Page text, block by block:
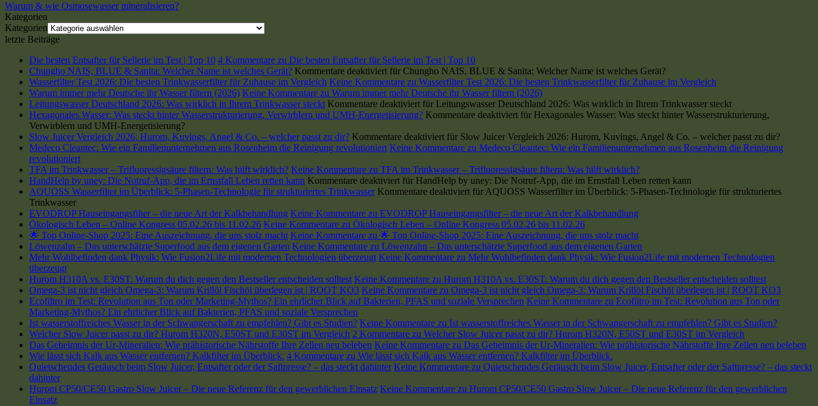
Warum & wie Osmosewasser mineralisieren?
Kategorien
Kategorien
letzte Beiträge
Die besten Entsafter für Sellerie im Test | Top 10 4 Kommentare zu Die besten Entsafter für Sellerie im Test | Top 10
Chungho NAIS, BLUE & Sanita: Welcher Name ist welches Gerät? Kommentare deaktiviert für Chungho NAIS, BLUE & Sanita: Welcher Name ist welches Gerät?
Wasserfilter Test 2026: Die besten Trinkwasserfilter für Zuhause im Vergleich Keine Kommentare zu Wasserfilter Test 2026: Die besten Trinkwasserfilter für Zuhause im Vergleich
Warum immer mehr Deutsche ihr Wasser filtern (2026) Keine Kommentare zu Warum immer mehr Deutsche ihr Wasser filtern (2026)
Leitungswasser Deutschland 2026: Was wirklich in Ihrem Trinkwasser steckt Kommentare deaktiviert für Leitungswasser Deutschland 2026: Was wirklich in Ihrem Trinkwasser steckt
Hexagonales Wasser: Was steckt hinter Wasserstrukturierung, Verwirblern und UMH-Energetisierung? Kommentare deaktiviert für Hexagonales Wasser: Was steckt hinter Wasserstrukturierung,
Verwirblern und UMH-Energetisierung?
Slow Juicer Vergleich 2026: Hurom, Kuvings, Angel & Co. – welcher passt zu dir? Kommentare deaktiviert für Slow Juicer Vergleich 2026: Hurom, Kuvings, Angel & Co. – welcher passt zu dir?
Medeco Cleantec: Wie ein Familienunternehmen aus Rosenheim die Reinigung revolutioniert Keine Kommentare zu Medeco Cleantec: Wie ein Familienunternehmen aus Rosenheim die Reinigung
revolutioniert
TFA im Trinkwasser – Trifluoressigsäure filtern: Was hilft wirklich? Keine Kommentare zu TFA im Trinkwasser – Trifluoressigsäure filtern: Was hilft wirklich?
HandHelp by uney: Die Notruf-App, die im Ernstfall Leben retten kann Kommentare deaktiviert für HandHelp by uney: Die Notruf-App, die im Ernstfall Leben retten kann
AQUOSS Wasserfilter im Überblick: 5-Phasen-Technologie für strukturiertes Trinkwasser Kommentare deaktiviert für AQUOSS Wasserfilter im Überblick: 5-Phasen-Technologie für strukturiertes
Trinkwasser
EVODROP Hauseingangsfilter – die neue Art der Kalkbehandlung Keine Kommentare zu EVODROP Hauseingangsfilter – die neue Art der Kalkbehandlung
Ökologisch Leben – Online Kongress 05.02.26 bis 11.02.26 Keine Kommentare zu Ökologisch Leben – Online Kongress 05.02.26 bis 11.02.26
🌟 Top Online-Shop 2025: Eine Auszeichnung, die uns stolz macht Keine Kommentare zu 🌟 Top Online-Shop 2025: Eine Auszeichnung, die uns stolz macht
Löwenzahn – Das unterschätzte Superfood aus dem eigenen Garten Keine Kommentare zu Löwenzahn – Das unterschätzte Superfood aus dem eigenen Garten
Mehr Wohlbefinden dank Physik: Wie Fusion2Life mit modernen Technologien überzeugt Keine Kommentare zu Mehr Wohlbefinden dank Physik: Wie Fusion2Life mit modernen Technologien
überzeugt
Hurom H310A vs. E30ST: Warum du dich gegen den Bestseller entscheiden solltest Keine Kommentare zu Hurom H310A vs. E30ST: Warum du dich gegen den Bestseller entscheiden solltest
Omega-3 ist nicht gleich Omega-3: Warum Krillöl Fischöl überlegen ist | ROOT KO3 Keine Kommentare zu Omega-3 ist nicht gleich Omega-3: Warum Krillöl Fischöl überlegen ist | ROOT KO3
Ecofiltro im Test: Revolution aus Ton oder Marketing-Mythos? Ein ehrlicher Blick auf Bakterien, PFAS und soziale Versprechen Keine Kommentare zu Ecofiltro im Test: Revolution aus Ton oder
Marketing-Mythos? Ein ehrlicher Blick auf Bakterien, PFAS und soziale Versprechen
Ist wasserstoffreiches Wasser in der Schwangerschaft zu empfehlen? Gibt es Studien? Keine Kommentare zu Ist wasserstoffreiches Wasser in der Schwangerschaft zu empfehlen? Gibt es Studien?
Welcher Slow Juicer passt zu dir? Hurom H320N, E50ST und E30ST im Vergleich 2 Kommentare zu Welcher Slow Juicer passt zu dir? Hurom H320N, E50ST und E30ST im Vergleich
Das Geheimnis der Ur-Mineralien: Wie prähistorische Nährstoffe Ihre Zellen neu beleben Keine Kommentare zu Das Geheimnis der Ur-Mineralien: Wie prähistorische Nährstoffe Ihre Zellen neu beleben
Wie lässt sich Kalk aus Wasser entfernen? Kalkfilter im Überblick. 4 Kommentare zu Wie lässt sich Kalk aus Wasser entfernen? Kalkfilter im Überblick.
Quietschendes Geräusch beim Slow Juicer, Entsafter oder der Saftpresse? – das steckt dahinter Keine Kommentare zu Quietschendes Geräusch beim Slow Juicer, Entsafter oder der Saftpresse? – das steckt
dahinter
Hurom CP50/CE50 Gastro Slow Juicer – Die neue Referenz für den gewerblichen Einsatz Keine Kommentare zu Hurom CP50/CE50 Gastro Slow Juicer – Die neue Referenz für den gewerblichen
Einsatz